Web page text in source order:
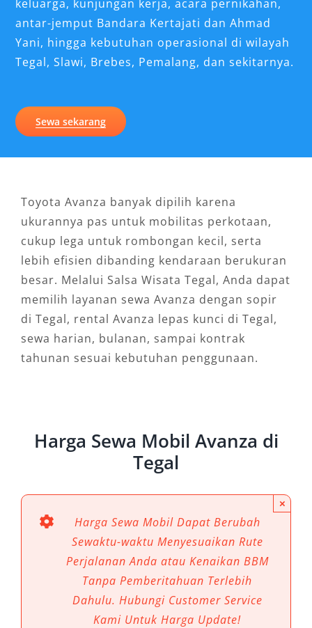
keluarga, kunjungan kerja, acara pernikahan,
antar-jemput Bandara Kertajati dan Ahmad
Yani, hingga kebutuhan operasional di wilayah
Tegal, Slawi, Brebes, Pemalang, dan sekitarnya.
Sewa sekarang
Toyota Avanza banyak dipilih karena
ukurannya pas untuk mobilitas perkotaan,
cukup lega untuk rombongan kecil, serta
lebih efisien dibanding kendaraan berukuran
besar. Melalui Salsa Wisata Tegal, Anda dapat
memilih layanan sewa Avanza dengan sopir
di Tegal, rental Avanza lepas kunci di Tegal,
sewa harian, bulanan, sampai kontrak
tahunan sesuai kebutuhan penggunaan.
Harga Sewa Mobil Avanza di
Tegal
Harga Sewa Mobil Dapat Berubah
Sewaktu-waktu Menyesuaikan Rute
Perjalanan Anda atau Kenaikan BBM
Tanpa Pemberitahuan Terlebih
Dahulu. Hubungi Customer Service
Kami Untuk Harga Update!
×